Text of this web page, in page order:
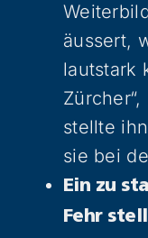
äussert,
lautstark
stellte
sie bei
Ein zu
Fehr